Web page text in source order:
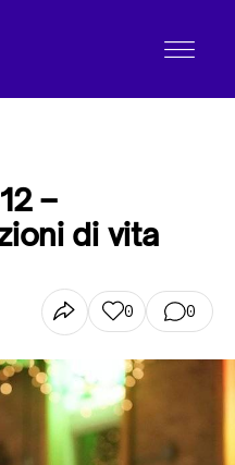
–
di vita
0 0